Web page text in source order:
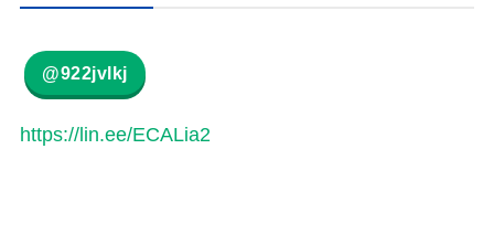
@922jvlkj
https://lin.ee/ECALia2